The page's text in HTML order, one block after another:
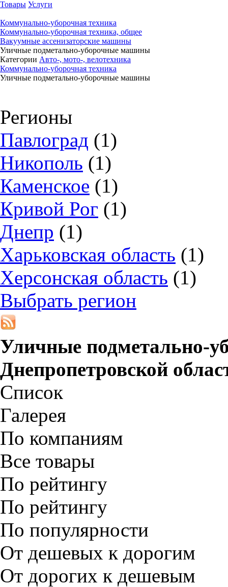
Товары Услуги
Коммунально-уборочная техника
Коммунально-уборочная техника, общее
Вакуумные ассенизаторские машины
Уличные подметально-уборочные машины
Категории Авто-, мото-, велотехника
Коммунально-уборочная техника
Уличные подметально-уборочные машины
Регионы
Павлоград (1)
Никополь (1)
Каменское (1)
Кривой Рог (1)
Днепр (1)
Харьковская область (1)
Херсонская область (1)
Выбрать регион
Уличные подметально-
Днепропетровской
Список
Галерея
По компаниям
Все товары
По рейтингу
По рейтингу
По популярности
От дешевых к дорогим
От дорогих к дешевым